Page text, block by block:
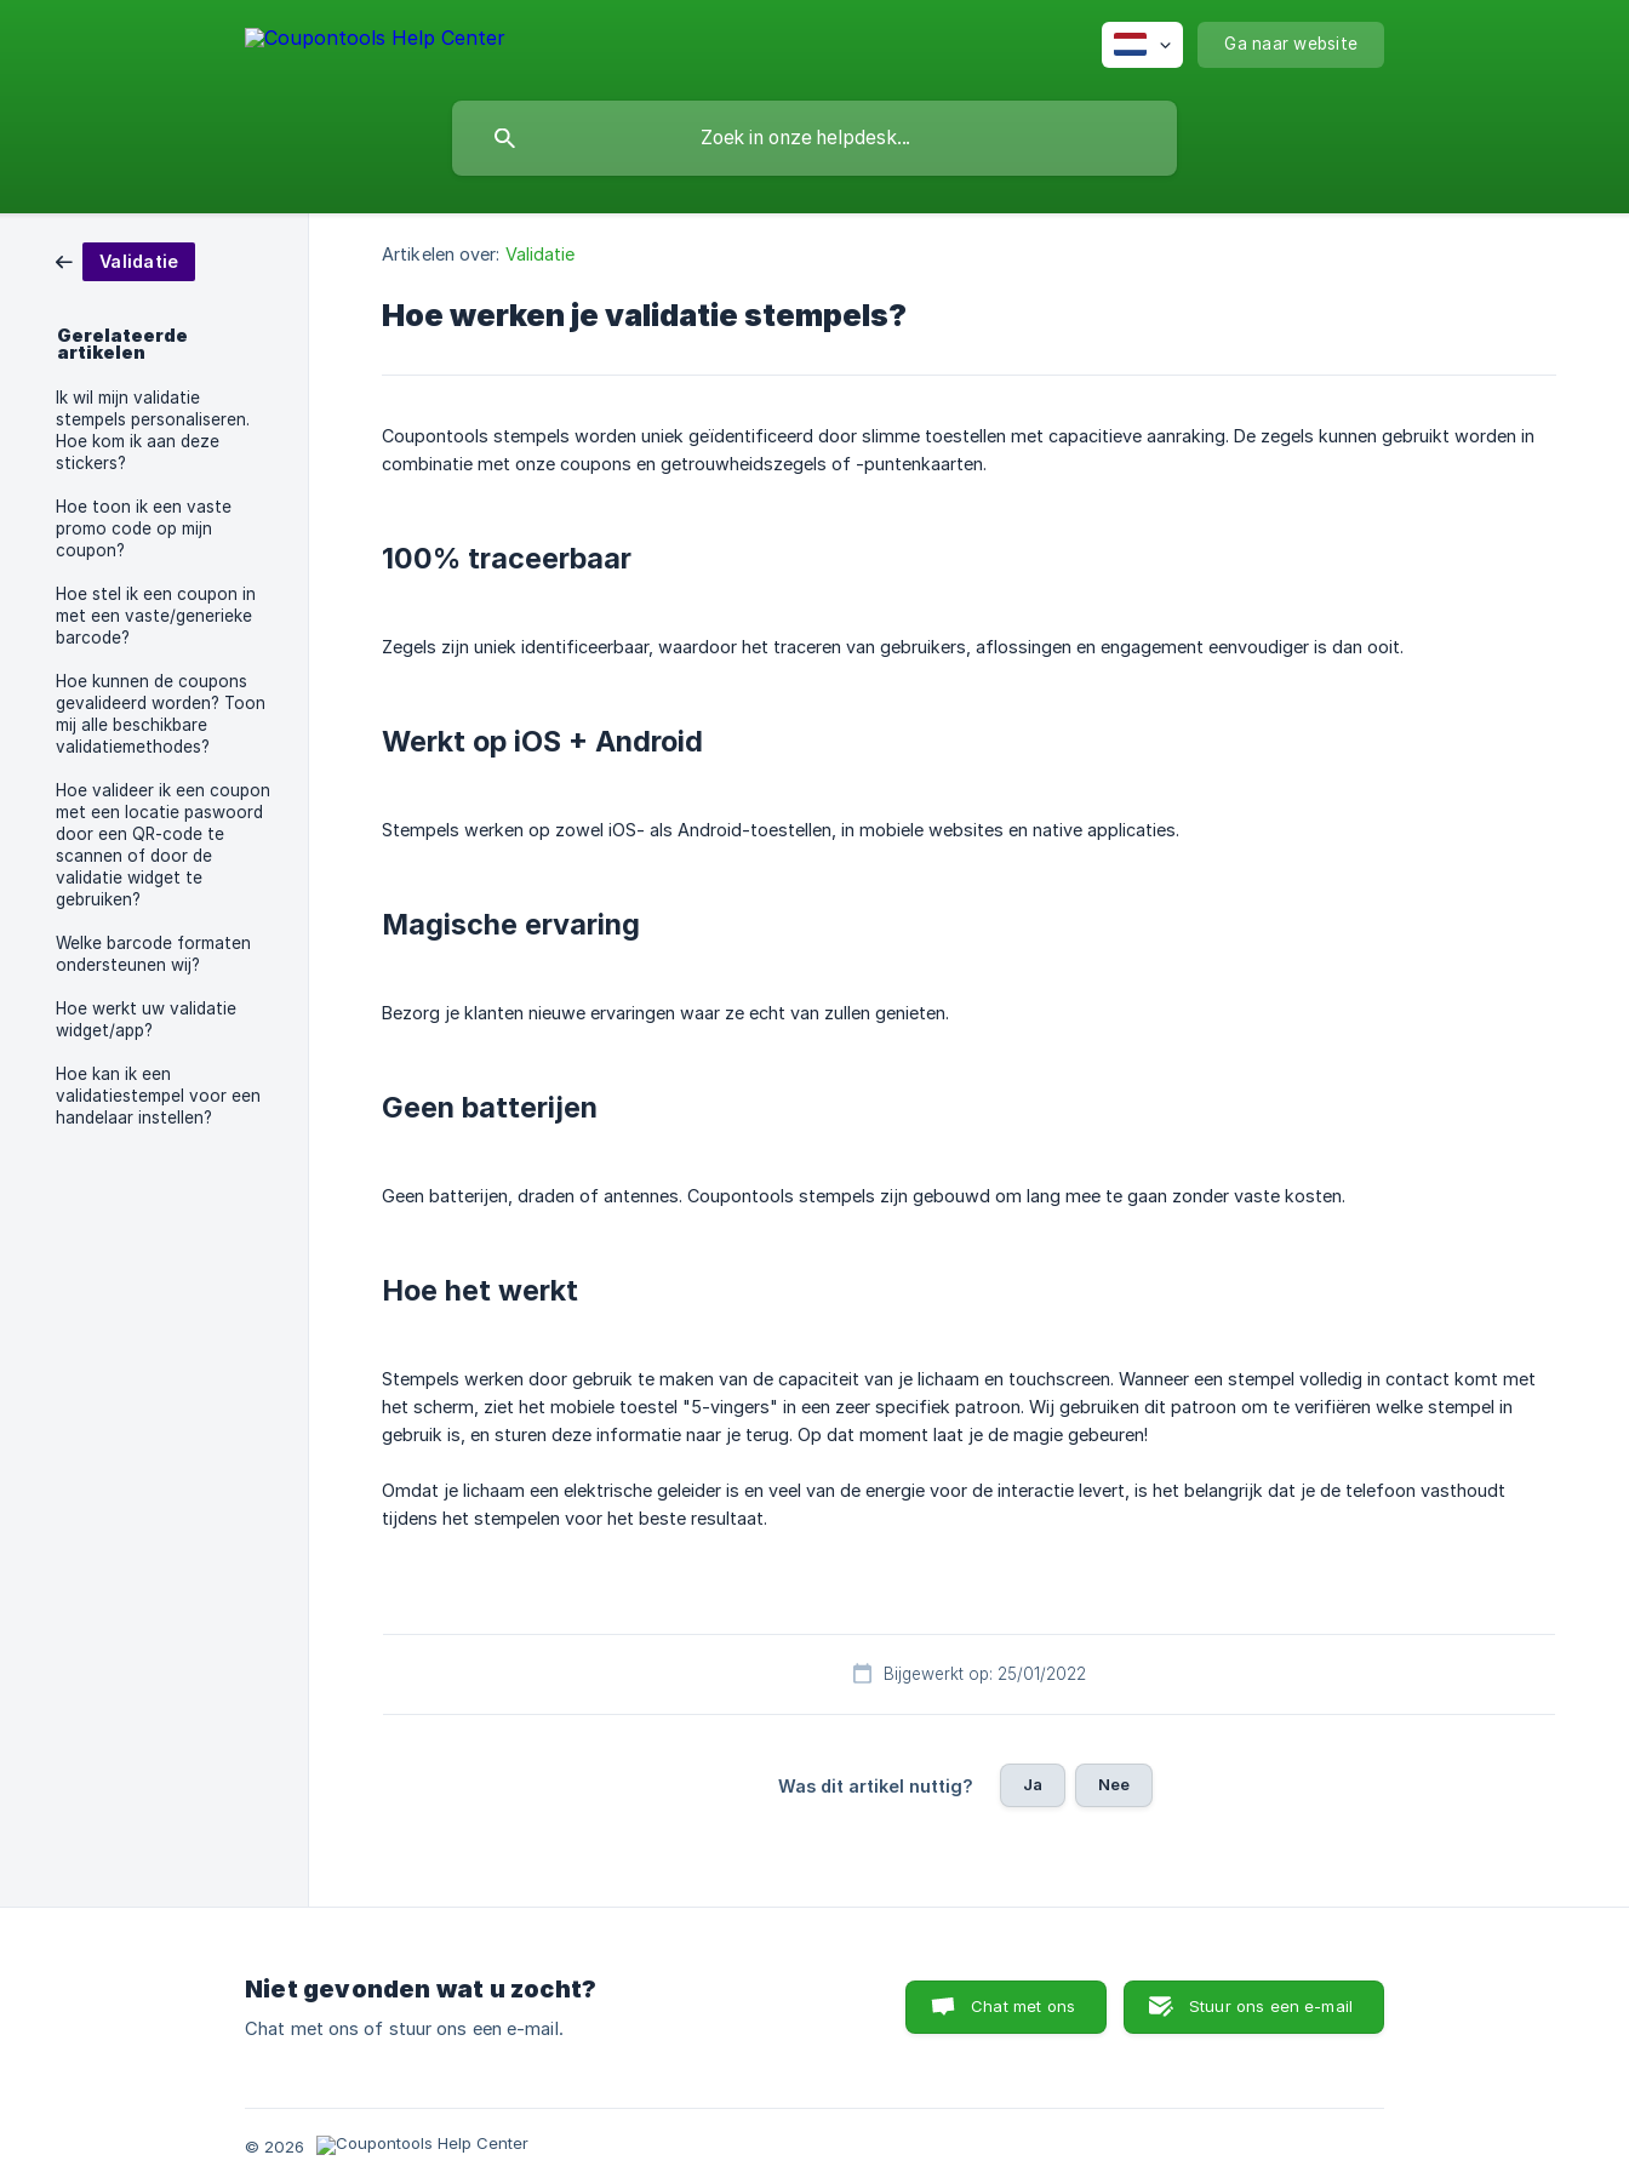
Ga naar website
Validatie
Gerelateerde
artikelen
Ik wil mijn validatie
stempels personaliseren.
Hoe kom ik aan deze
stickers?
Hoe toon ik een vaste
promo code op mijn
coupon?
Hoe stel ik een coupon in
met een vaste/generieke
barcode?
Hoe kunnen de coupons
gevalideerd worden? Toon
mij alle beschikbare
validatiemethodes?
Hoe valideer ik een coupon
met een locatie paswoord
door een QR-code te
scannen of door de
validatie widget te
gebruiken?
Welke barcode formaten
ondersteunen wij?
Hoe werkt uw validatie
widget/app?
Hoe kan ik een
validatiestempel voor een
handelaar instellen?
Artikelen over: Validatie
Hoe werken je validatie stempels?
Coupontools stempels worden uniek geïdentificeerd door slimme toestellen met capacitieve aanraking. De zegels kunnen gebruikt worden in
combinatie met onze coupons en getrouwheidszegels of -puntenkaarten.
100% traceerbaar
Zegels zijn uniek identificeerbaar, waardoor het traceren van gebruikers, aflossingen en engagement eenvoudiger is dan ooit.
Werkt op iOS + Android
Stempels werken op zowel iOS- als Android-toestellen, in mobiele websites en native applicaties.
Magische ervaring
Bezorg je klanten nieuwe ervaringen waar ze echt van zullen genieten.
Geen batterijen
Geen batterijen, draden of antennes. Coupontools stempels zijn gebouwd om lang mee te gaan zonder vaste kosten.
Hoe het werkt
Stempels werken door gebruik te maken van de capaciteit van je lichaam en touchscreen. Wanneer een stempel volledig in contact komt met
het scherm, ziet het mobiele toestel "5-vingers" in een zeer specifiek patroon. Wij gebruiken dit patroon om te verifiëren welke stempel in
gebruik is, en sturen deze informatie naar je terug. Op dat moment laat je de magie gebeuren!
Omdat je lichaam een elektrische geleider is en veel van de energie voor de interactie levert, is het belangrijk dat je de telefoon vasthoudt
tijdens het stempelen voor het beste resultaat.
Bijgewerkt op: 25/01/2022
Was dit artikel nuttig? Ja Nee
Niet gevonden wat u zocht?
Chat met ons of stuur ons een e-mail.
Chat met ons Stuur ons een e-mail
© 2026